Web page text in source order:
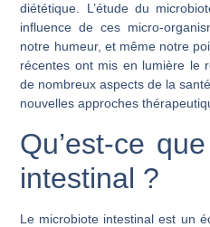
diététique. L’étude du
influence de ces micro-
notre humeur, et même notre
récentes ont mis en lumière le
de nombreux aspects de la
nouvelles approches
Qu’est-ce
intestinal ?
Le microbiote intestinal est un